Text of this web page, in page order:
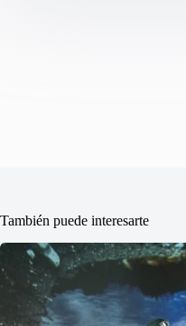
También puede interesarte